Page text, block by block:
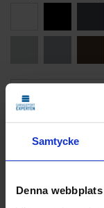
Samtycke
Denna
Vi